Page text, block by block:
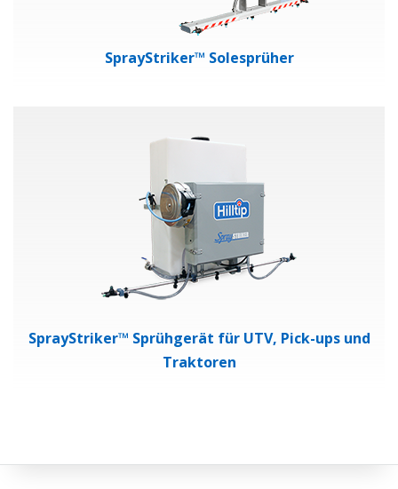
SprayStriker™ Solesprüher
SprayStriker™ Sprühgerät für UTV, Pick-ups und
Traktoren